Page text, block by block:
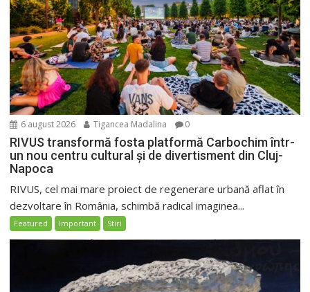
6 august 2026 Tigancea Madalina 0
RIVUS transformă fosta platformă Carbochim într-
un nou centru cultural și de divertisment din Cluj-
Napoca
RIVUS, cel mai mare proiect de regenerare urbană aflat în
dezvoltare în România, schimbă radical imaginea...
Featured Important Stiri